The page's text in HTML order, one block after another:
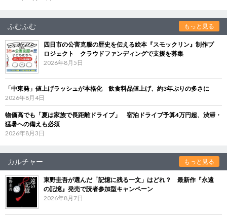
ふむふむ もっと見る
四日市の公害克服の歴史を伝える絵本『スモックリン』制作プ
ロジェクト クラウドファンディングで支援を募集
2026年8月5日
「中東発」値上げラッシュが本格化 飲食料品値上げ、約3年ぶりの多さに
2026年8月4日
物価高でも「夏は家族で長距離ドライブ」 宿泊ドライブ予算4万円超、渋滞・
猛暑への備えも必須
2026年8月3日
カルチャー もっと見る
東野圭吾が選んだ「記憶に残る一文」はどれ？ 最新作『永遠
の記憶』発売で読者参加型キャンペーン
2026年8月7日